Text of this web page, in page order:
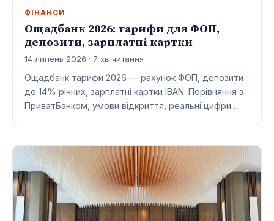
ФІНАНСИ
Ощадбанк 2026: тарифи для ФОП,
депозити, зарплатні картки
14 липень 2026 · 7 хв читання
Ощадбанк тарифи 2026 — рахунок ФОП, депозити
до 14% річних, зарплатні картки IBAN. Порівняння з
ПриватБанком, умови відкриття, реальні цифри…